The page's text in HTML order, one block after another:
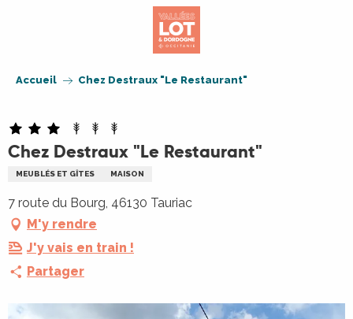
Accueil Chez Destraux "Le Restaurant"
Chez Destraux "Le Restaurant"
MEUBLÉS ET GÎTES MAISON
7 route du Bourg, 46130 Tauriac
M'y rendre
J'y vais en train !
Partager